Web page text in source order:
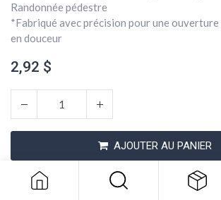
Randonnée pédestre
*Fabriqué avec précision pour une
en douceur
2,92 $
AJOUTER AU PANIER
3/16 D-Shackle-Forged
(316stainless)
$